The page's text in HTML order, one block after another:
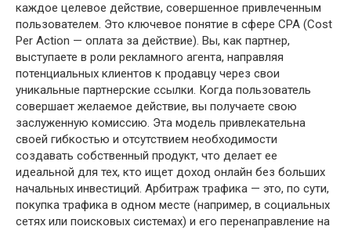
каждое целевое действие, совершенное привлеченным
пользователем. Это ключевое понятие в сфере CPA (Cost
Per Action — оплата за действие). Вы, как партнер,
выступаете в роли рекламного агента, направляя
потенциальных клиентов к продавцу через свои
уникальные партнерские ссылки. Когда пользователь
совершает желаемое действие, вы получаете свою
заслуженную комиссию. Эта модель привлекательна
своей гибкостью и отсутствием необходимости
создавать собственный продукт, что делает ее
идеальной для тех, кто ищет доход онлайн без больших
начальных инвестиций. Арбитраж трафика — это, по сути,
покупка трафика в одном месте (например, в социальных
сетях или поисковых системах) и его перенаправление на